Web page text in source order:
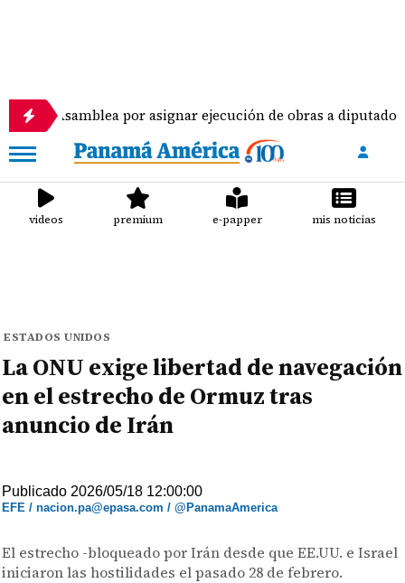
por asignar ejecución de obras a diputados
videos premium e-papper mis noticias
ESTADOS UNIDOS
La ONU exige libertad de navegación
en el estrecho de Ormuz tras
anuncio de Irán
Publicado 2026/05/18 12:00:00
EFE / nacion.pa@epasa.com / @PanamaAmerica
El estrecho -bloqueado por Irán desde que EE.UU. e Israel
iniciaron las hostilidades el pasado 28 de febrero.